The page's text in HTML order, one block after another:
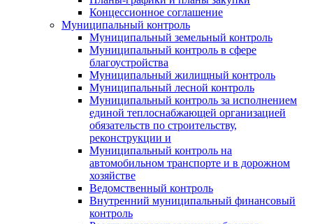
Концессионное соглашение
Муниципальный контроль
Муниципальный земельный контроль
Муниципальный контроль в сфере
благоустройства
Муниципальный жилищный контроль
Муниципальный лесной контроль
Муниципальный контроль за исполнением
единой теплоснабжающей организацией
обязательств по строительству,
реконструкции и
Муниципальный контроль на
автомобильном транспорте и в дорожном
хозяйстве
Ведомственный контроль
Внутренний муниципальный финансовый
контроль